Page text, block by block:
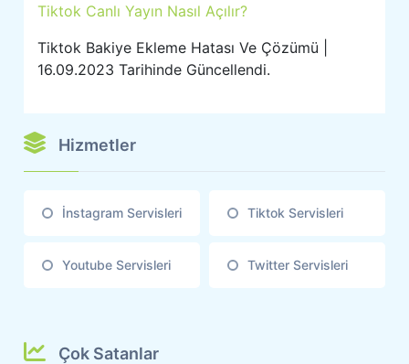
Tiktok Canlı Yayın Nasıl Açılır?
Tiktok Bakiye Ekleme Hatası Ve Çözümü |
16.09.2023 Tarihinde Güncellendi.
Hizmetler
İnstagram Servisleri Tiktok Servisleri
Youtube Servisleri Twitter Servisleri
Çok Satanlar